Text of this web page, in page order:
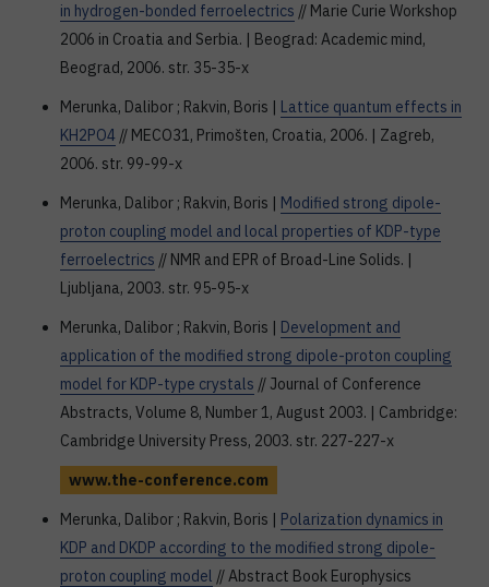
in hydrogen-bonded ferroelectrics // Marie Curie Workshop
2006 in Croatia and Serbia. | Beograd: Academic mind,
Beograd, 2006. str. 35-35-x
Merunka, Dalibor ; Rakvin, Boris | Lattice quantum effects in
KH2PO4 // MECO31, Primošten, Croatia, 2006. | Zagreb,
2006. str. 99-99-x
Merunka, Dalibor ; Rakvin, Boris | Modified strong dipole-
proton coupling model and local properties of KDP-type
ferroelectrics // NMR and EPR of Broad-Line Solids. |
Ljubljana, 2003. str. 95-95-x
Merunka, Dalibor ; Rakvin, Boris | Development and
application of the modified strong dipole-proton coupling
model for KDP-type crystals // Journal of Conference
Abstracts, Volume 8, Number 1, August 2003. | Cambridge:
Cambridge University Press, 2003. str. 227-227-x
www.the-conference.com
Merunka, Dalibor ; Rakvin, Boris | Polarization dynamics in
KDP and DKDP according to the modified strong dipole-
proton coupling model // Abstract Book Europhysics